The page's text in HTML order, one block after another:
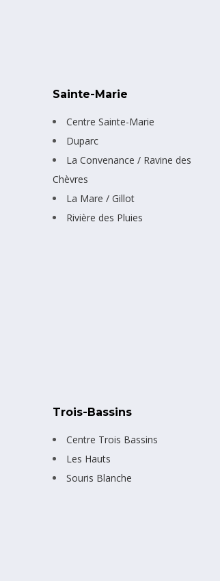
Sainte-Marie
Centre Sainte-Marie
Duparc
La Convenance / Ravine des
Chèvres
La Mare / Gillot
Rivière des Pluies
Trois-Bassins
Centre Trois Bassins
Les Hauts
Souris Blanche